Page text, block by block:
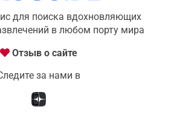
для поиска вдохновляющих
в любом порту мира
Отзыв о сайте
за нами в